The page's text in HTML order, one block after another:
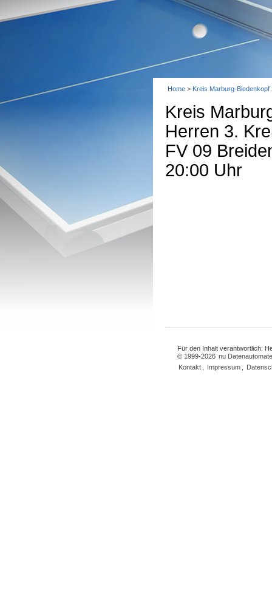
Home > Kreis Marburg-
Kreis
Herren 3.
FV 09
20:00 Uhr
Für den Inhalt verantwortlich:
© 1999-2026 nu
Kontakt
Impressum